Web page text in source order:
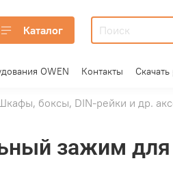
Каталог
OWEN Контакты
боксы, DIN-рейки и др.
зажим для